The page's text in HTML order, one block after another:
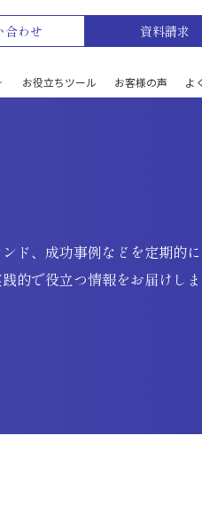
合わせ 資料請求
お役立ちツール お客様の声 よ
ド、成功事例などを定期的に
的で役立つ情報をお届けしま